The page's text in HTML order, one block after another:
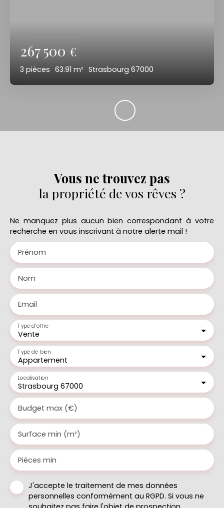
267 500 €
3 pièces 63.91 m² Strasbourg 67000
Vous ne trouvez pas
la propriété de vos rêves ?
Ne manquez plus aucun bien correspondant à votre
recherche en vous inscrivant à notre alerte mail !
Prénom
Nom
Email
Vente
Type d'offre
Appartement
Type de bien
Strasbourg 67000
Localisation
Budget max (€)
Surface min (m²)
Pièces min
J'accepte le traitement de mes données
personnelles conformément au RGPD. Si vous ne